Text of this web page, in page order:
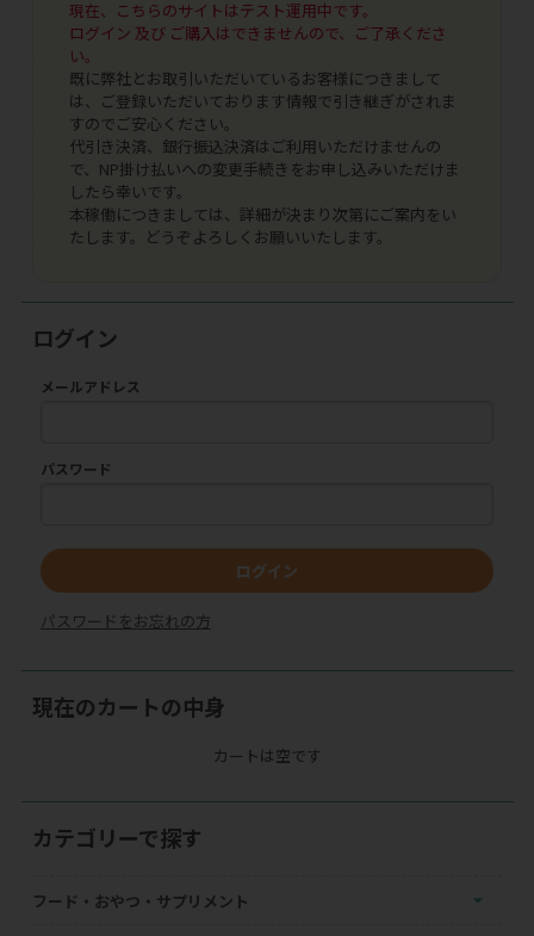
現在、こちらのサイトはテスト運用中です。
ログイン 及び ご購入はできませんので、ご了承くださ
い。
既に弊社とお取引いただいているお客様につきまして
は、ご登録いただいております情報で引き継ぎがされま
すのでご安心ください。
代引き決済、銀行振込決済はご利用いただけませんの
で、NP掛け払いへの変更手続きをお申し込みいただけま
したら幸いです。
本稼働につきましては、詳細が決まり次第にご案内をい
たします。どうぞよろしくお願いいたします。
ログイン
メールアドレス
パスワード
ログイン
パスワードをお忘れの方
現在のカートの中身
カートは空です
カテゴリーで探す
フード・おやつ・サプリメント